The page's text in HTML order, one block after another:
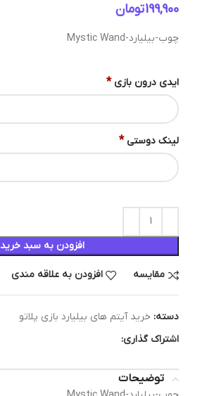
تومان
چوب-بیلیارد-Mystic Wand
ایدی درون بازی *
لینک دوستی *
افزودن به سبد خرید
مقایسه افزودن به علاقه مندی
دسته: خرید آیتم های بیلیارد بازی پلاتو
اشتراک گذاری:
توضیحات